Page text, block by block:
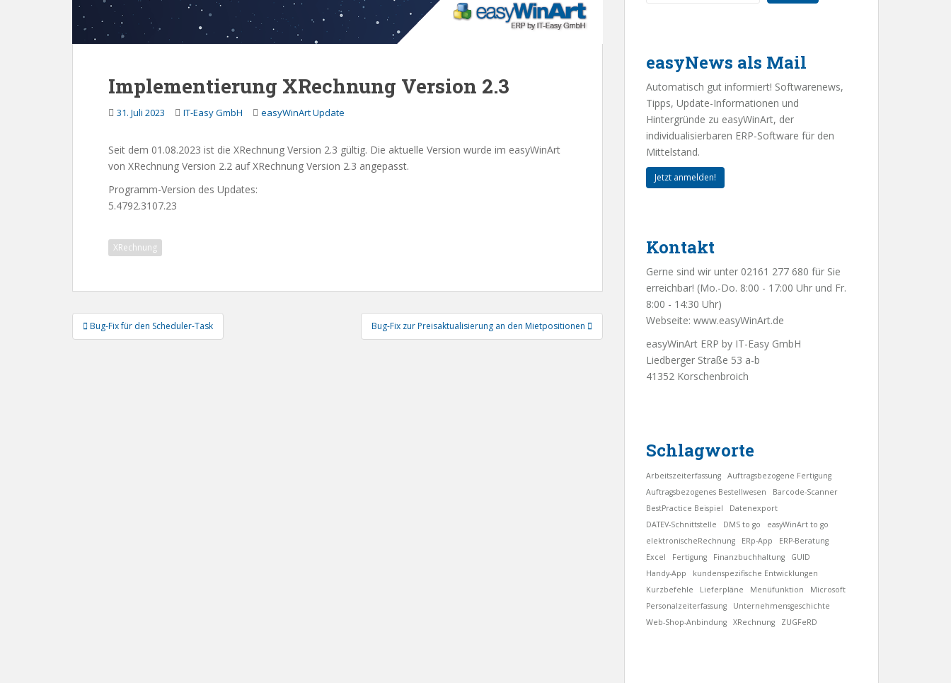
Implementierung XRechnung Version 2.3
31. Juli 2023 IT-Easy GmbH easyWinArt Update
Seit dem 01.08.2023 ist die XRechnung Version 2.3 gültig. Die aktuelle Version wurde im easyWinArt
von XRechnung Version 2.2 auf XRechnung Version 2.3 angepasst.
Programm-Version des Updates:
5.4792.3107.23
XRechnung
Beitragsnavigation
Bug-Fix für den Scheduler-Task Bug-Fix zur Preisaktualisierung an den Mietpositionen
easyNews als Mail
Automatisch gut informiert! Softwarenews,
Tipps, Update-Informationen und
Hintergründe zu easyWinArt, der
individualisierbaren ERP-Software für den
Mittelstand.
Jetzt anmelden!
Kontakt
Gerne sind wir unter 02161 277 680 für Sie
erreichbar! (Mo.-Do. 8:00 - 17:00 Uhr und Fr.
8:00 - 14:30 Uhr)
Webseite: www.easyWinArt.de
easyWinArt ERP by IT-Easy GmbH
Liedberger Straße 53 a-b
41352 Korschenbroich
Schlagworte
Arbeitszeiterfassung
Auftragsbezogene Fertigung
Auftragsbezogenes Bestellwesen
Barcode-Scanner
BestPractice Beispiel
Datenexport
DATEV-Schnittstelle
DMS to go
easyWinArt to go
elektronischeRechnung
ERp-App
ERP-Beratung
Excel
Fertigung Finanzbuchhaltung
GUID
Handy-App
kundenspezifische Entwicklungen
Kurzbefehle
Lieferpläne Menüfunktion
Microsoft
Personalzeiterfassung
Unternehmensgeschichte
Web-Shop-Anbindung
XRechnung ZUGFeRD